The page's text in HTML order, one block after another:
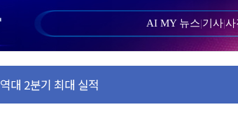
AI MY 뉴스|기사|사
공급 방안 논의한다
안정을"…세대상생 일자리 특위 출범
대 2분기 최대 실적
높인다…2040 RE100 속도